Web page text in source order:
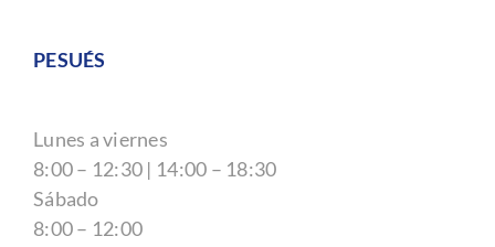
PESUÉS
Lunes a viernes
8:00 – 12:30 | 14:00 – 18:30
Sábado
8:00 – 12:00